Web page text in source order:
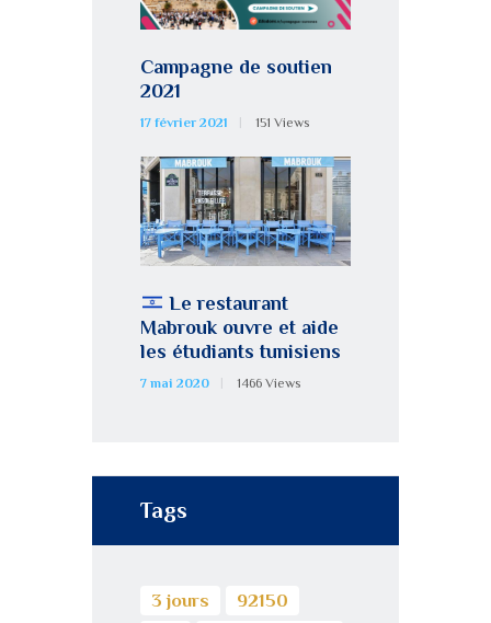
Campagne de soutien
2021
17 février 2021 151 Views
Le restaurant
Mabrouk ouvre et aide
les étudiants tunisiens
7 mai 2020 1466 Views
Tags
3 jours
92150